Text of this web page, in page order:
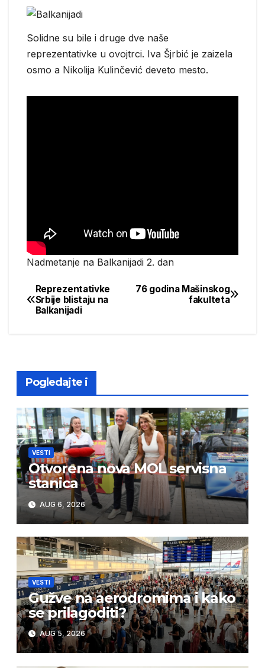
Solidne su bile i druge dve naše
reprezentativke u ovojtrci. Iva Šjrbić je zaizela
osmo a Nikolija Kulinčević deveto mesto.
Nadmetanje na Balkanijadi 2. dan
Post
navigation
76 godina Mašinskog
fakulteta
Reprezentativke
Srbije blistaju na
Balkanijadi
Pogledajte i
VESTI
Otvorena nova MOL servisna
stanica
AUG 6, 2026
VESTI
Gužve na aerodromima i kako
se prilagoditi?
AUG 5, 2026